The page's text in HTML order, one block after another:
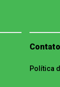
Contato
Política